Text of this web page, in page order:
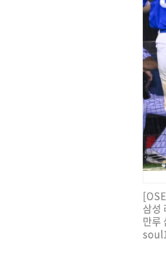
삼성
만루